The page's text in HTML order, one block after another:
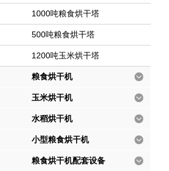
1000吨粮食烘干塔
500吨粮食烘干塔
1200吨玉米烘干塔
粮食烘干机
玉米烘干机
水稻烘干机
小型粮食烘干机
粮食烘干机配套设备